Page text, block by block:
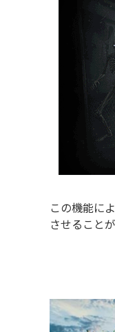
この機能に
させること